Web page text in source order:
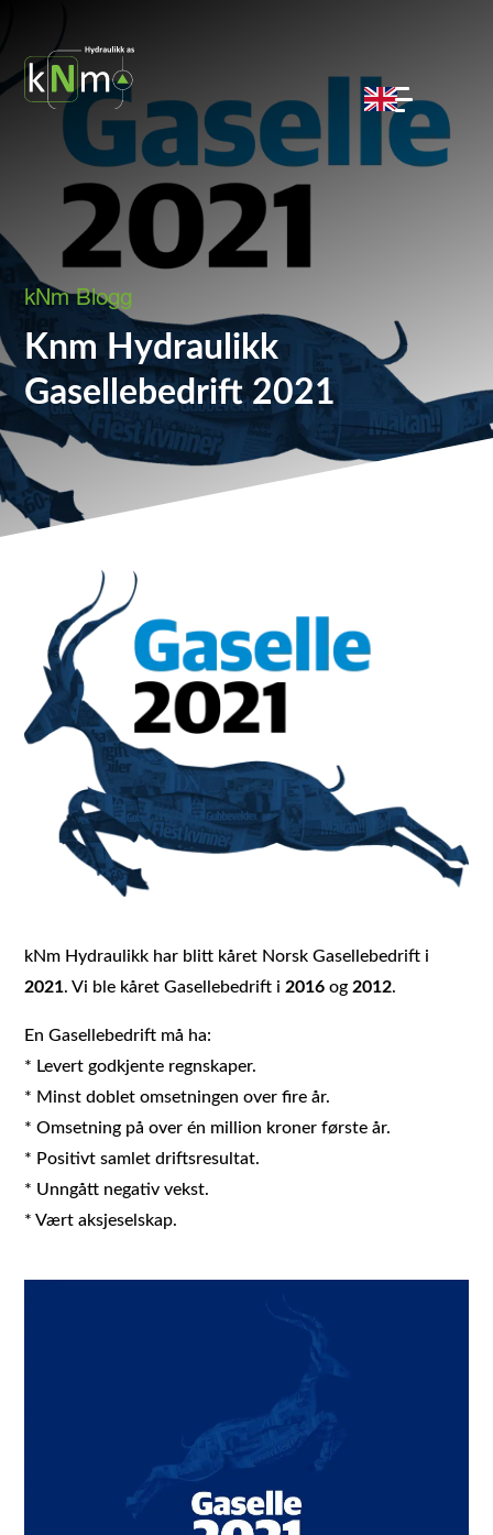
kNm Blogg
Knm Hydraulikk
Gasellebedrift 2021
kNm Hydraulikk har blitt kåret Norsk Gasellebedrift i
2021. Vi ble kåret Gasellebedrift i 2016 og 2012.
En Gasellebedrift må ha:
* Levert godkjente regnskaper.
* Minst doblet omsetningen over fire år.
* Omsetning på over én million kroner første år.
* Positivt samlet driftsresultat.
* Unngått negativ vekst.
* Vært aksjeselskap.